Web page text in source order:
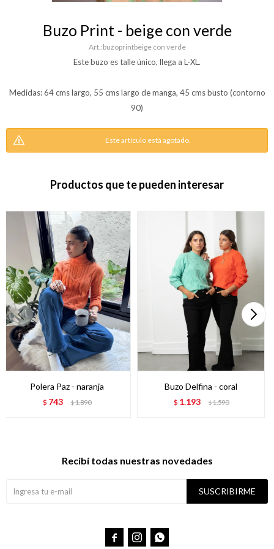
Buzo Print - beige con verde
buzoprintbeige con verde
Este buzo es talle único, llega a L-XL.
Medidas: 64 cms largo, 55 cms largo de manga, 45 cms busto (contorno
90)
Este artículo está agotado.
Productos que te pueden interesar
Polera Paz - naranja
$ 743 $1.890
Buzo Delfina - coral
$ 1.193 $1.590
Recibí todas nuestras novedades
SUSCRIBIRME
  